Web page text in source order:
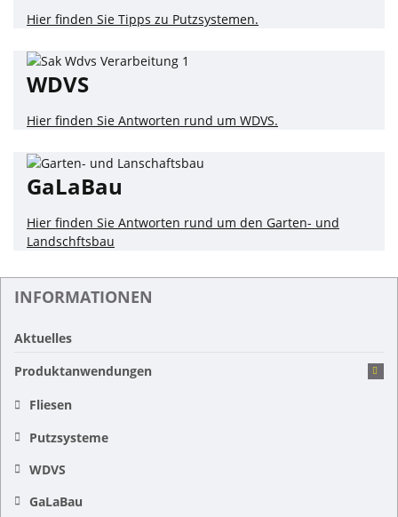
Hier finden Sie Tipps zu Putzsystemen.
WDVS
Hier finden Sie Antworten rund um WDVS.
GaLaBau
Hier finden Sie Antworten rund um den Garten- und
Landschftsbau
INFORMATIONEN
Aktuelles
Produktanwendungen
Fliesen
Putzsysteme
WDVS
GaLaBau